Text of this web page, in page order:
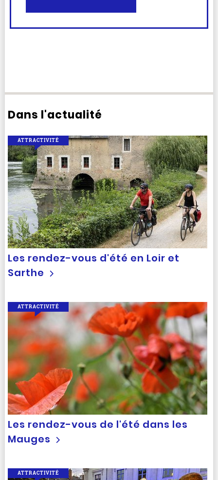
Dans l'actualité
Les rendez-vous d'été en Loir et
Sarthe
ATTRACTIVITÉ
Les rendez-vous de l'été dans les
Mauges
ATTRACTIVITÉ
ATTRACTIVITÉ